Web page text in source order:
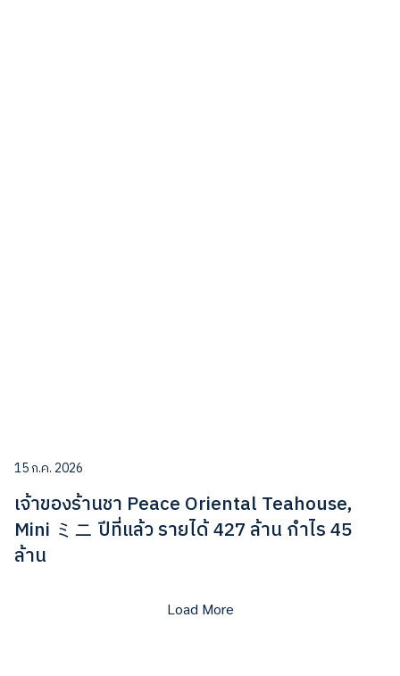
15 ก.ค. 2026
เจ้าของร้านชา Peace Oriental Teahouse,
Mini ミニ ปีที่แล้ว รายได้ 427 ล้าน กำไร 45
ล้าน
Load More